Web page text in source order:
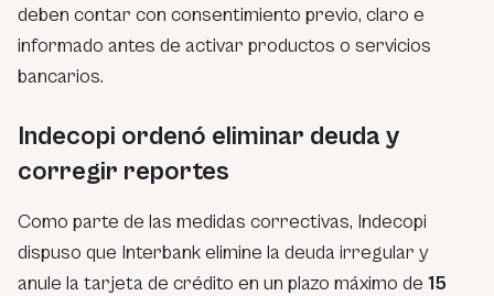
deben contar con consentimiento previo, claro e
informado antes de activar productos o servicios
bancarios.
Indecopi ordenó eliminar deuda y
corregir reportes
Como parte de las medidas correctivas, Indecopi
dispuso que Interbank elimine la deuda irregular y
anule la tarjeta de crédito en un plazo máximo de 15